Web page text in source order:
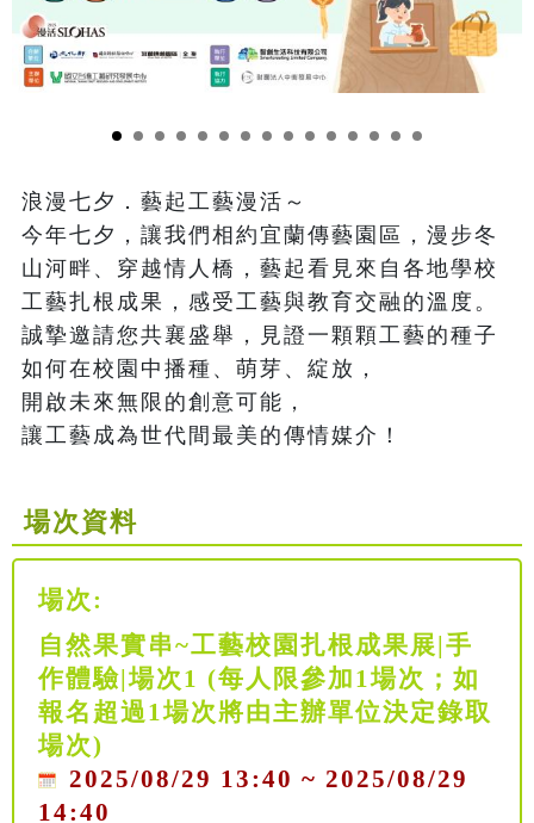
浪漫七夕．藝起工藝漫活～
今年七夕，讓我們相約宜蘭傳藝園區，漫步冬
山河畔、穿越情人橋，藝起看見來自各地學校
工藝扎根成果，感受工藝與教育交融的溫度。
誠摯邀請您共襄盛舉，見證一顆顆工藝的種子
如何在校園中播種、萌芽、綻放，
開啟未來無限的創意可能，
讓工藝成為世代間最美的傳情媒介！
場次資料
場次:
自然果實串~工藝校園扎根成果展|手
作體驗|場次1 (每人限參加1場次；如
報名超過1場次將由主辦單位決定錄取
場次)
2025/08/29 13:40 ~ 2025/08/29
14:40